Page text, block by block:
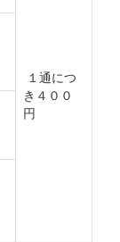
１通につ
き４００
円